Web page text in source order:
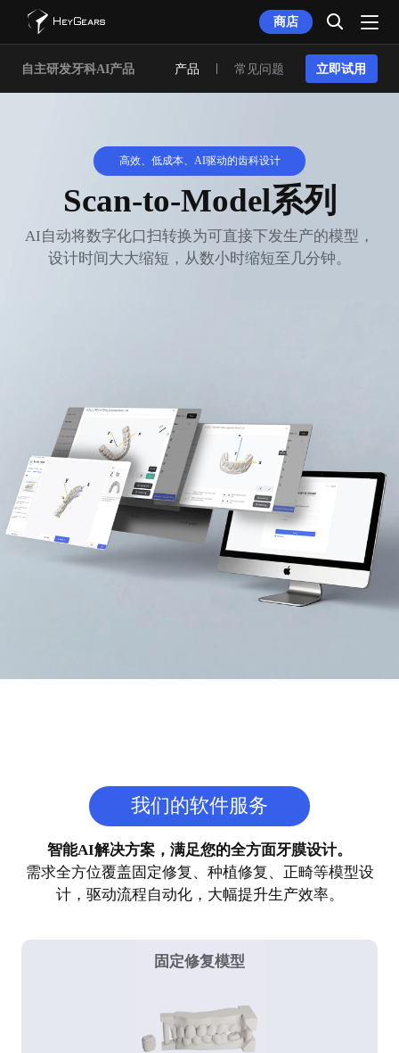
商店
自主研发牙科AI产品 产品 常见问题 立即试用
高效、低成本、AI驱动的齿科设计
Scan-to-Model系列
AI自动将数字化口扫转换为可直接下发生产的模型，
设计时间大大缩短，从数小时缩短至几分钟。
我们的软件服务
智能AI解决方案，满足您的全方面牙膜设计。
需求全方位覆盖固定修复、种植修复、正畸等模型设
计，驱动流程自动化，大幅提升生产效率。
固定修复模型